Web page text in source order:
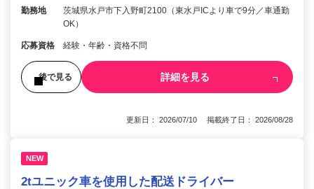
勤務地
茨城県水戸市下入野町2100（東水戸ICより車で9分／車通勤
OK）
応募資格 経験・年齢・資格不問
後で見る 詳細を見る
更新日： 2026/07/10 掲載終了日： 2026/08/28
NEW
2tユニック車を使用した配送ドライバー